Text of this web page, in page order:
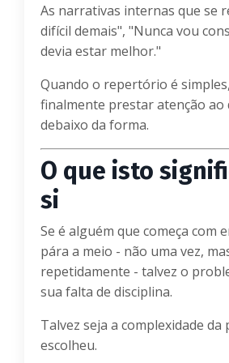
As narrativas internas que se
difícil demais", "Nunca vou
devia estar melhor."
Quando o repertório é
finalmente prestar atenção ao
debaixo da forma.
O que isto
si
Se é alguém que começa com
pára a meio - não uma vez,
repetidamente - talvez o
sua falta de disciplina.
Talvez seja a complexidade da
escolheu.